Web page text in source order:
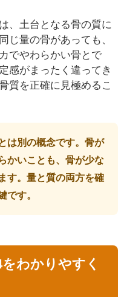
、土台となる骨の質に
じ量の骨があっても、
でやわらかい骨とで
感がまったく違ってき
質を正確に見極めるこ
は別の概念です。骨が
かいことも、骨が少な
す。量と質の両方を確
です。
わかりやすく